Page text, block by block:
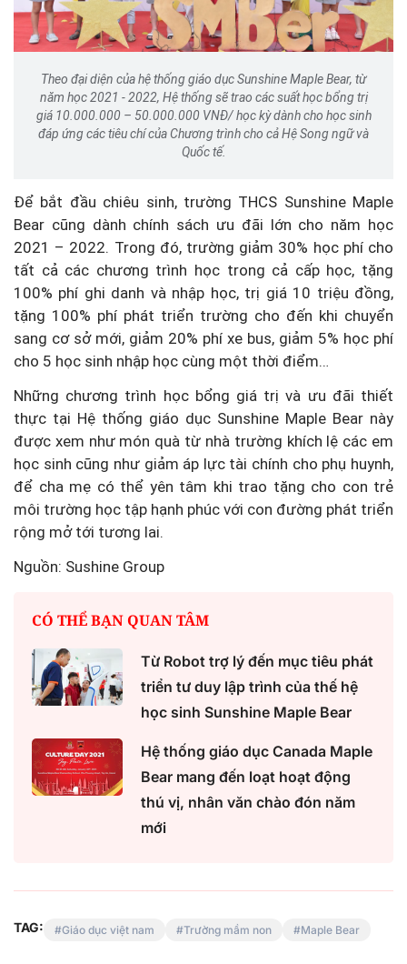
Theo đại diện của hệ thống giáo dục Sunshine Maple Bear, từ
năm học 2021 - 2022, Hệ thống sẽ trao các suất học bổng trị
giá 10.000.000 – 50.000.000 VNĐ/ học kỳ dành cho học sinh
đáp ứng các tiêu chí của Chương trình cho cả Hệ Song ngữ và
Quốc tế.
Để bắt đầu chiêu sinh, trường THCS Sunshine Maple
Bear cũng dành chính sách ưu đãi lớn cho năm học
2021 – 2022. Trong đó, trường giảm 30% học phí cho
tất cả các chương trình học trong cả cấp học, tặng
100% phí ghi danh và nhập học, trị giá 10 triệu đồng,
tặng 100% phí phát triển trường cho đến khi chuyển
sang cơ sở mới, giảm 20% phí xe bus, giảm 5% học phí
cho 5 học sinh nhập học cùng một thời điểm…
Những chương trình học bổng giá trị và ưu đãi thiết
thực tại Hệ thống giáo dục Sunshine Maple Bear này
được xem như món quà từ nhà trường khích lệ các em
học sinh cũng như giảm áp lực tài chính cho phụ huynh,
để cha mẹ có thể yên tâm khi trao tặng cho con trẻ
môi trường học tập hạnh phúc với con đường phát triển
rộng mở tới tương lai.
Nguồn: Sushine Group
CÓ THỂ BẠN QUAN TÂM
Từ Robot trợ lý đến mục tiêu phát
triển tư duy lập trình của thế hệ
học sinh Sunshine Maple Bear
Hệ thống giáo dục Canada Maple
Bear mang đến loạt hoạt động
thú vị, nhân văn chào đón năm
mới
TAG: Giáo dục việt nam Trường mầm non Maple Bear